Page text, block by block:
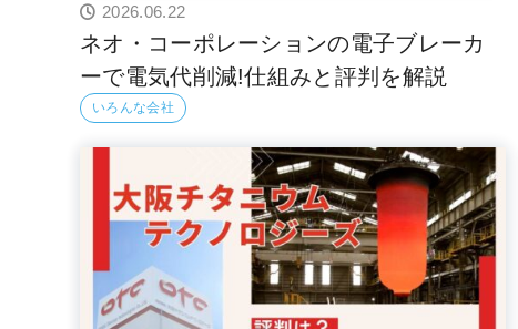
2026.06.22
ネオ・コーポレーションの電子ブレーカ
ーで電気代削減!仕組みと評判を解説
いろんな会社